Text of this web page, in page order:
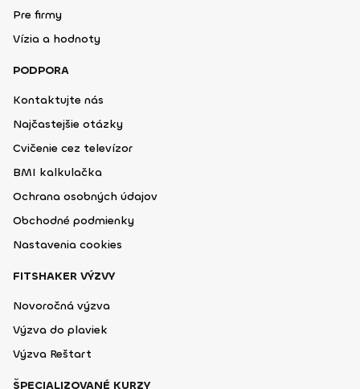
Pre firmy
Vízia a hodnoty
PODPORA
Kontaktujte nás
Najčastejšie otázky
Cvičenie cez televízor
BMI kalkulačka
Ochrana osobných údajov
Obchodné podmienky
Nastavenia cookies
FITSHAKER VÝZVY
Novoročná výzva
Výzva do plaviek
Výzva Reštart
ŠPECIALIZOVANÉ KURZY